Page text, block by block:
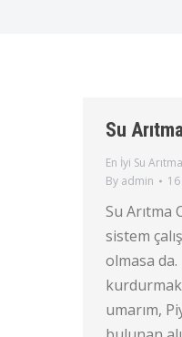
Su
En İyi Su
By admin
Su Arıtma
sistem
olmasa da.
umarım,